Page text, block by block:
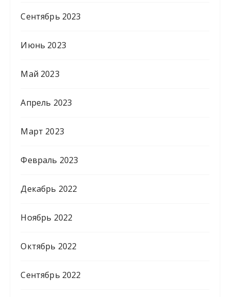
Сентябрь 2023
Июнь 2023
Май 2023
Апрель 2023
Март 2023
Февраль 2023
Декабрь 2022
Ноябрь 2022
Октябрь 2022
Сентябрь 2022